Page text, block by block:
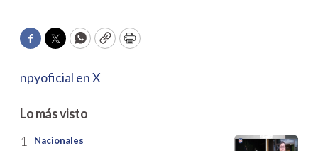
Facebook
TwitterWhatsApp
CopyPrint
npyoficial en X
Lo más visto
Nacionales